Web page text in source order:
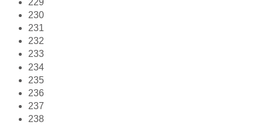
230
231
232
233
234
235
236
237
238